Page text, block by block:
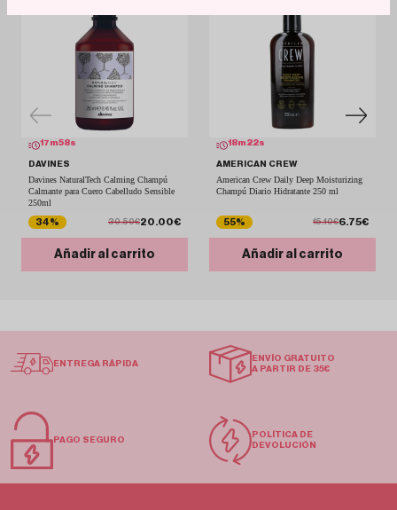
17 m58s
DAVINES
Davines NaturalTech Calming Champú
Calmante para Cuero Cabelludo Sensible
250ml
34%
30.50€20.00€
Añadir al carrito
18m 22s
AMERICAN CREW
American Crew Daily Deep Moisturizing
Champú Diario Hidratante 250 ml
55% 15.10€6.75€
Añadir al carrito
ENTREGA RÁPIDA
ENVÍO GRATUITO
A PARTIR DE 35€
PAGO SEGURO
POLÍTICA DE
DEVOLUCIÓN